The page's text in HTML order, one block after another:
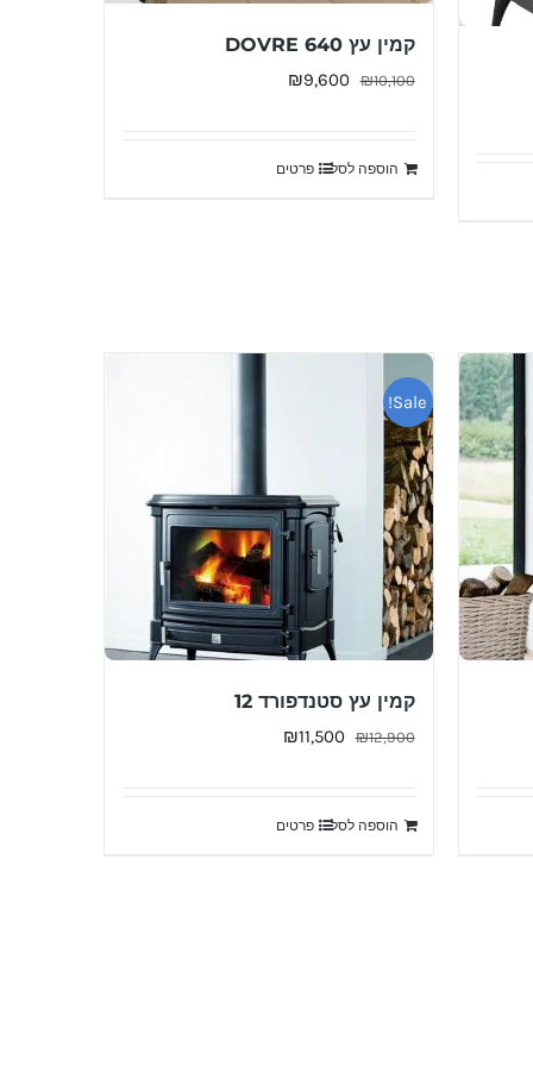
קמין עץ DOVRE 640
₪10,100
המחיר
₪10,100.
₪9,600
₪9,600.
הוספה לסל פרטים
Sale!
קמין עץ סטנדפורד 12
₪12,900
המחיר
₪12,900.
₪11,500
₪11,500.
הוספה לסל פרטים